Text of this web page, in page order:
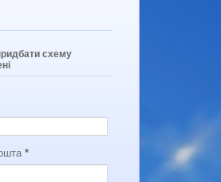
схему
*